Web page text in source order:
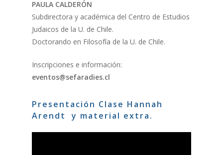
PAULA CALDERÓN
Subdirectora y académica del Centro de Estudios
Judaicos de la U. de Chile.
Doctorando en Filosofía de la U. de Chile.
Inscripciones e información:
eventos@sefaradies.cl
Presentación Clase Hannah
Arendt y material extra.